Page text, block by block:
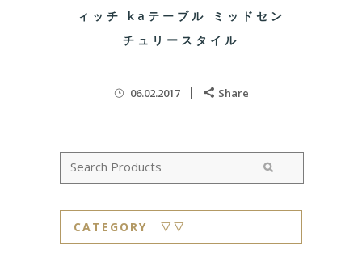
ィッチ kaテーブル ミッドセン
チュリースタイル
06.02.2017 Share
CATEGORY ▽▽